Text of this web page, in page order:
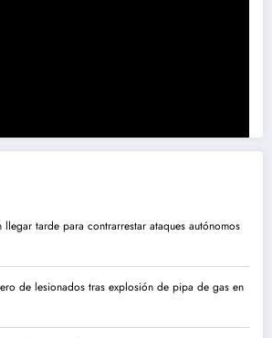
llegar tarde para contrarrestar ataques autónomos
de lesionados tras explosión de pipa de gas en